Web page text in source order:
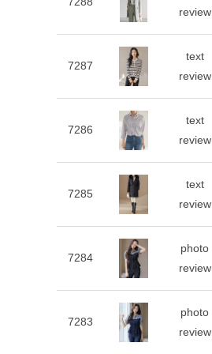
review
7287
text
review
7286
text
review
7285
text
review
7284
photo
review
7283
photo
review